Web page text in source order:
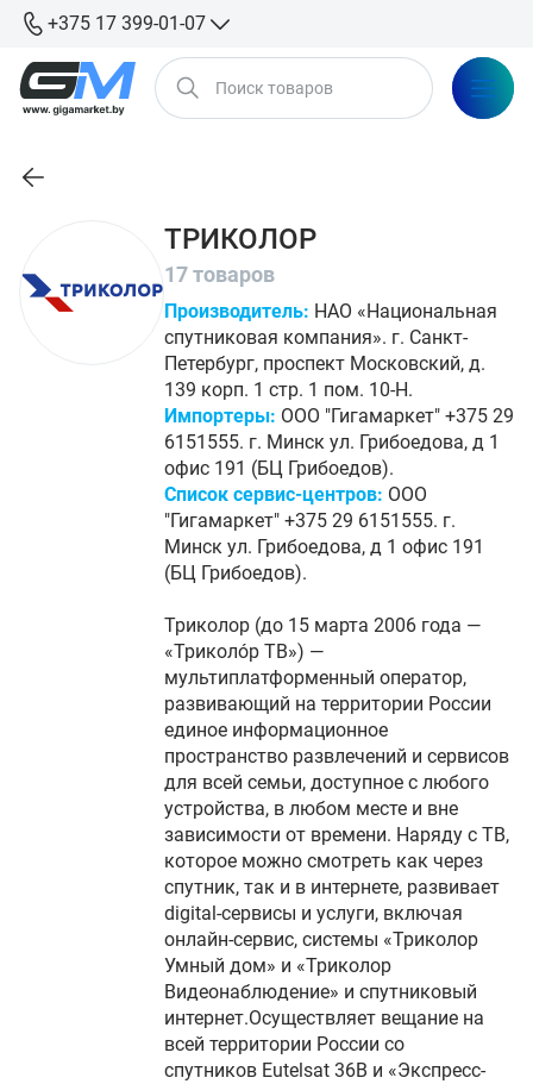
+375 17 399-01-07
ТРИКОЛОР
17 товаров
Производитель: НАО «Национальная
спутниковая компания». г. Санкт-
Петербург, проспект Московский, д.
139 корп. 1 стр. 1 пом. 10-Н.
Импортеры: ООО "Гигамаркет" +375 29
6151555. г. Минск ул. Грибоедова, д 1
офис 191 (БЦ Грибоедов).
Список сервис-центров: ООО
"Гигамаркет" +375 29 6151555. г.
Минск ул. Грибоедова, д 1 офис 191
(БЦ Грибоедов).
Триколор (до 15 марта 2006 года —
«Триколóр ТВ») —
мультиплатформенный оператор,
развивающий на территории России
единое информационное
пространство развлечений и сервисов
для всей семьи, доступное с любого
устройства, в любом месте и вне
зависимости от времени. Наряду с ТВ,
которое можно смотреть как через
спутник, так и в интернете, развивает
digital-сервисы и услуги, включая
онлайн-сервис, системы «Триколор
Умный дом» и «Триколор
Видеонаблюдение» и спутниковый
интернет.Осуществляет вещание на
всей территории России со
спутников Eutelsat 36B и «Экспресс-